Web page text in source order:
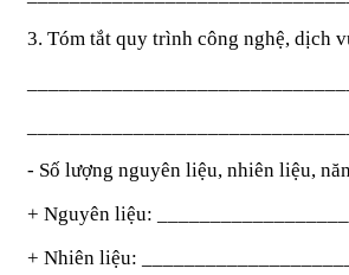
3. Tóm tắt quy trình công nghệ, dịch
- Số lượng nguyên liệu, nhiên liệu,
+ Nguyên liệu:
+ Nhiên liệu: